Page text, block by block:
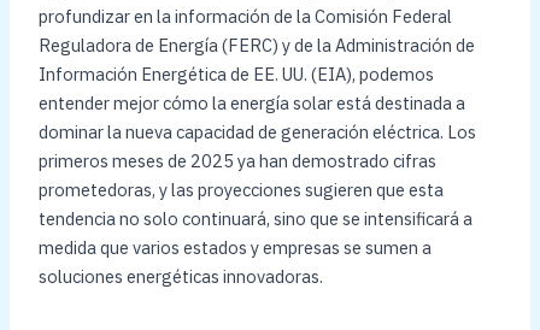
profundizar en la información de la Comisión Federal
Reguladora de Energía (FERC) y de la Administración de
Información Energética de EE. UU. (EIA), podemos
entender mejor cómo la energía solar está destinada a
dominar la nueva capacidad de generación eléctrica. Los
primeros meses de 2025 ya han demostrado cifras
prometedoras, y las proyecciones sugieren que esta
tendencia no solo continuará, sino que se intensificará a
medida que varios estados y empresas se sumen a
soluciones energéticas innovadoras.